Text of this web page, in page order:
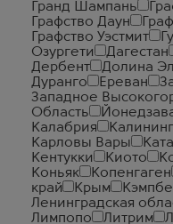
Гранд Шампань
Графство Даун
Графство Уэстмит
Озургети
Дагестан
Дербент
Долина
Дуранго
Ереван
Западное
Область
Калабрия
Карловы Вары
Кентукки
Киото
Коньяк
Копенгаген
край
Крым
Ленинградская
Лимпопо
Литрим